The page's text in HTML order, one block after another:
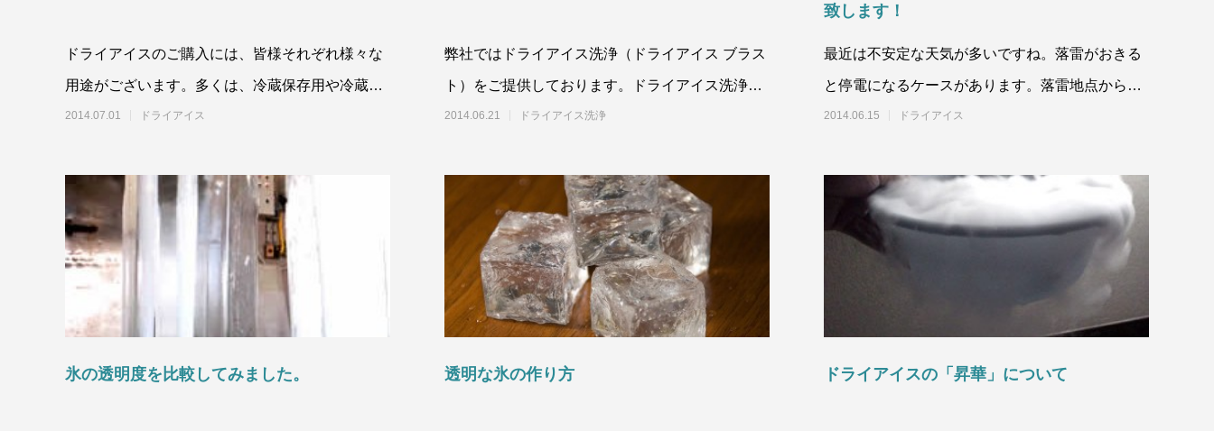
ドライアイスブラストのメリット・活用事
例を徹底比較
2026.06.17
ドライアイス洗浄も対応しています。 10月に入りました。
ドライアイス洗浄（ドライアイス ブラス
ト）も対応しています
2024.02.10
ドライアイスで荷物を冷やすには？適切な
氷関連 価格改定のお知らせ
ドライアイスのサイズはどう選ぶ？用途別
ドライアイスブラストのメリット・活用事
ドライアイスのご購入には、皆様それぞれ様々な
用途がございます。多くは、冷蔵保存用や冷蔵配
達用、結婚式やイベントでのご利用や葬
2014.07.01 ドライアイス
弊社ではドライアイス洗浄（ドライアイス ブラス
ト）をご提供しております。ドライアイス洗浄は
ドライアイスペレットと呼ばれる小さい粒
2014.06.21 ドライアイス洗浄
致します！
最近は不安定な天気が多いですね。落雷がおきる
と停電になるケースがあります。落雷地点からあ
る程度の
2014.06.15 ドライアイス
氷の透明度を比較してみました。 透明な氷の作り方 ドライアイスの「昇華」について